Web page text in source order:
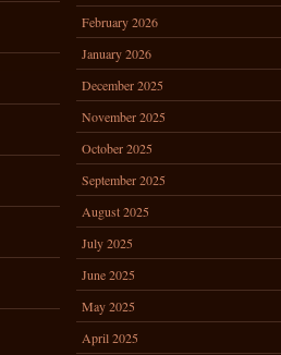
February 2026
January 2026
December 2025
November 2025
October 2025
September 2025
August 2025
July 2025
June 2025
May 2025
April 2025